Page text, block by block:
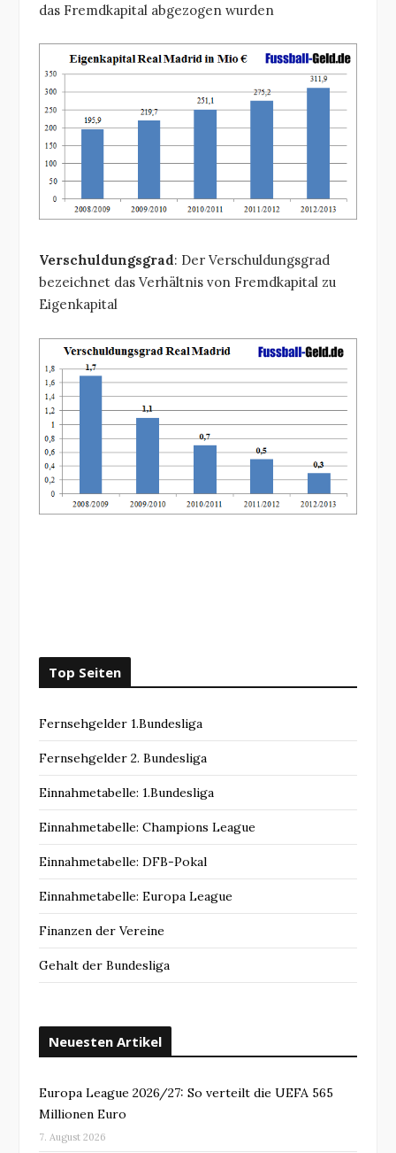
das Fremdkapital abgezogen wurden
Verschuldungsgrad: Der Verschuldungsgrad
bezeichnet das Verhältnis von Fremdkapital zu
Eigenkapital
Top Seiten
Fernsehgelder 1.Bundesliga
Fernsehgelder 2. Bundesliga
Einnahmetabelle: 1.Bundesliga
Einnahmetabelle: Champions League
Einnahmetabelle: DFB-Pokal
Einnahmetabelle: Europa League
Finanzen der Vereine
Gehalt der Bundesliga
Neuesten Artikel
Europa League 2026/27: So verteilt die UEFA 565
Millionen Euro
7. August 2026